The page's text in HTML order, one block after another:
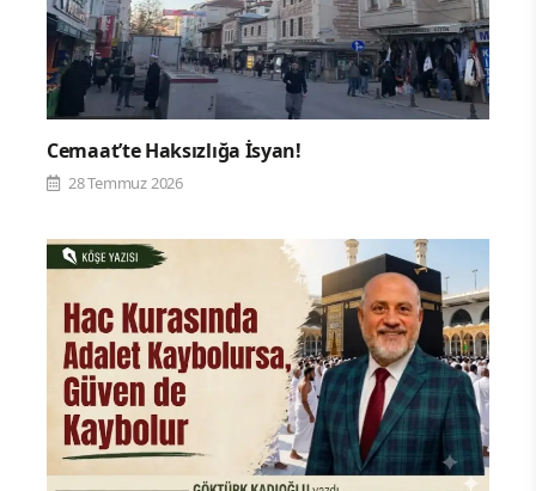
Cemaat’te Haksızlığa İsyan!
28 Temmuz 2026